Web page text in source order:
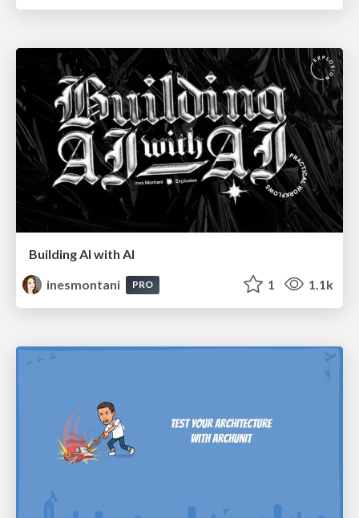
Building AI with AI
inesmontani
PRO 1 1.1k